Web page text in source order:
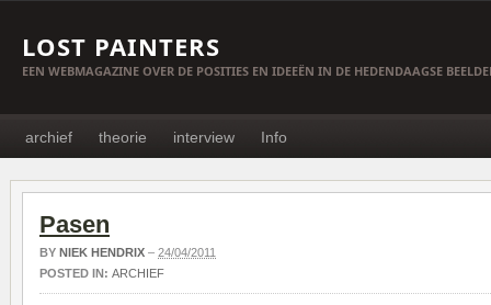
LOST PAINTERS
EEN WEBMAGAZINE OVER DE POSITIES EN IDEEËN IN DE HEDENDAAGSE
archief theorie interview Info
Pasen
BY NIEK HENDRIX – 24/04/2011
POSTED IN: ARCHIEF